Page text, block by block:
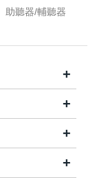
助聽器/輔聽器